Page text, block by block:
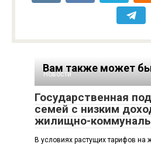
Вам также может
Новости
Государственная
семей с низким
жилищно-
В условиях растущих тарифов на